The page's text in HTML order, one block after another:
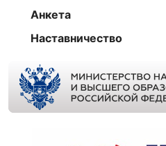
Анкета
Наставничество